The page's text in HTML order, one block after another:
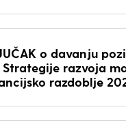
o davanju
razvoja
razdoblje